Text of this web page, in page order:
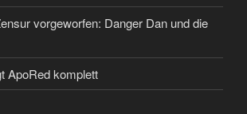
vorgeworfen: Danger Dan und die
ApoRed komplett